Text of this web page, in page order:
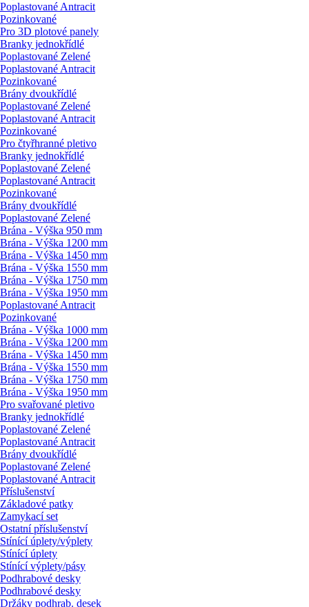
Poplastované Antracit
Pozinkované
Pro 3D plotové panely
Branky jednokřídlé
Poplastované Zelené
Poplastované Antracit
Pozinkované
Brány dvoukřídlé
Poplastované Zelené
Poplastované Antracit
Pozinkované
Pro čtyřhranné pletivo
Branky jednokřídlé
Poplastované Zelené
Poplastované Antracit
Pozinkované
Brány dvoukřídlé
Poplastované Zelené
Brána - Výška 950 mm
Brána - Výška 1200 mm
Brána - Výška 1450 mm
Brána - Výška 1550 mm
Brána - Výška 1750 mm
Brána - Výška 1950 mm
Poplastované Antracit
Pozinkované
Brána - Výška 1000 mm
Brána - Výška 1200 mm
Brána - Výška 1450 mm
Brána - Výška 1550 mm
Brána - Výška 1750 mm
Brána - Výška 1950 mm
Pro svařované pletivo
Branky jednokřídlé
Poplastované Zelené
Poplastované Antracit
Brány dvoukřídlé
Poplastované Zelené
Poplastované Antracit
Příslušenství
Základové patky
Zamykací set
Ostatní příslušenství
Stínící úplety/výplety
Stínící úplety
Stínící výplety/pásy
Podhrabové desky
Podhrabové desky
Držáky podhrab. desek